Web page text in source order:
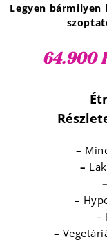
Legyen bármilyen
64.900
–
–
–
–
–
–